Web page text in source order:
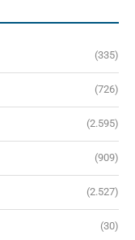
(335)
(726)
(2.595)
(909)
(2.527)
(30)